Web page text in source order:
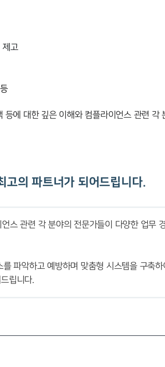
제고
등에 대한 깊은 이해와 컴플라이언스 관련
고의 파트너가 되어드립니다.
스 관련 각 분야의 전문가들이 다양한 업무
파악하고 예방하며 맞춤형 시스템을 구축
립니다.